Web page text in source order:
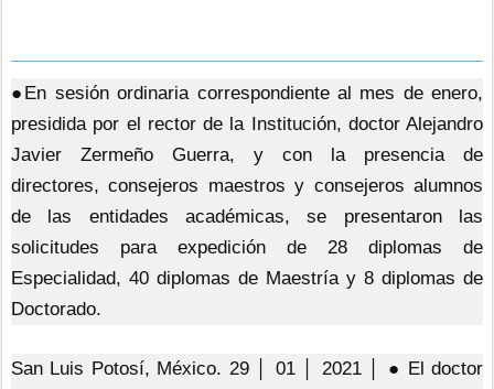
●En sesión ordinaria correspondiente al mes de enero,
presidida por el rector de la Institución, doctor Alejandro
Javier Zermeño Guerra, y con la presencia de
directores, consejeros maestros y consejeros alumnos
de las entidades académicas, se presentaron las
solicitudes para expedición de 28 diplomas de
Especialidad, 40 diplomas de Maestría y 8 diplomas de
Doctorado.
San Luis Potosí, México. 29 │ 01 │ 2021 │ ● El doctor